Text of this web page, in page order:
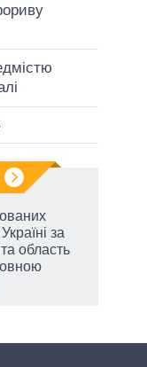
за
та область